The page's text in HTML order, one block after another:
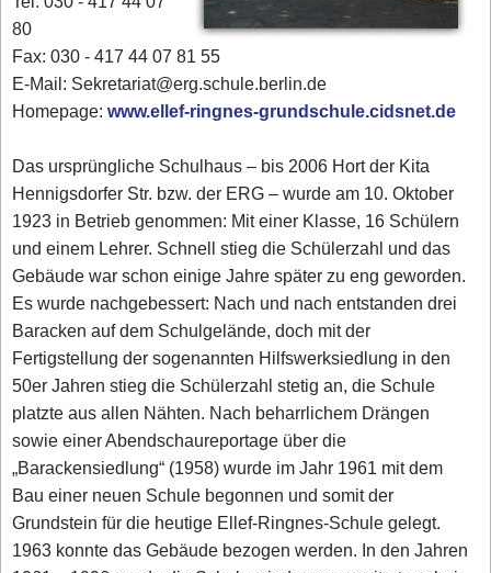
80‎
Fax: 030 - 417 44 07 81 55
E-Mail: Sekretariat@erg.schule.berlin.de
Homepage:www.ellef-ringnes-grundschule.cidsnet.de
Das ursprüngliche Schulhaus – bis 2006 Hort der Kita
Hennigsdorfer Str. bzw. der ERG – wurde am 10. Oktober
1923 in Betrieb genommen: Mit einer Klasse, 16 Schülern
und einem Lehrer. Schnell stieg die Schülerzahl und das
Gebäude war schon einige Jahre später zu eng geworden.
Es wurde nachgebessert: Nach und nach entstanden drei
Baracken auf dem Schulgelände, doch mit der
Fertigstellung der sogenannten Hilfswerksiedlung in den
50er Jahren stieg die Schülerzahl stetig an, die Schule
platzte aus allen Nähten. Nach beharrlichem Drängen
sowie einer Abendschaureportage über die
„Barackensiedlung“ (1958) wurde im Jahr 1961 mit dem
Bau einer neuen Schule begonnen und somit der
Grundstein für die heutige Ellef-Ringnes-Schule gelegt.
1963 konnte das Gebäude bezogen werden. In den Jahren